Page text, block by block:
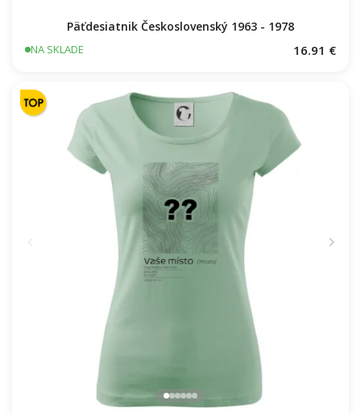
Päťdesiatnik Československý 1963 - 1978
NA SKLADE 16.91 €